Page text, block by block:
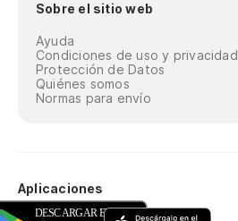
Sobre el sitio web
Ayuda
Condiciones de uso y privacidad
Protección de Datos
Quiénes somos
Normas para envío
Aplicaciones